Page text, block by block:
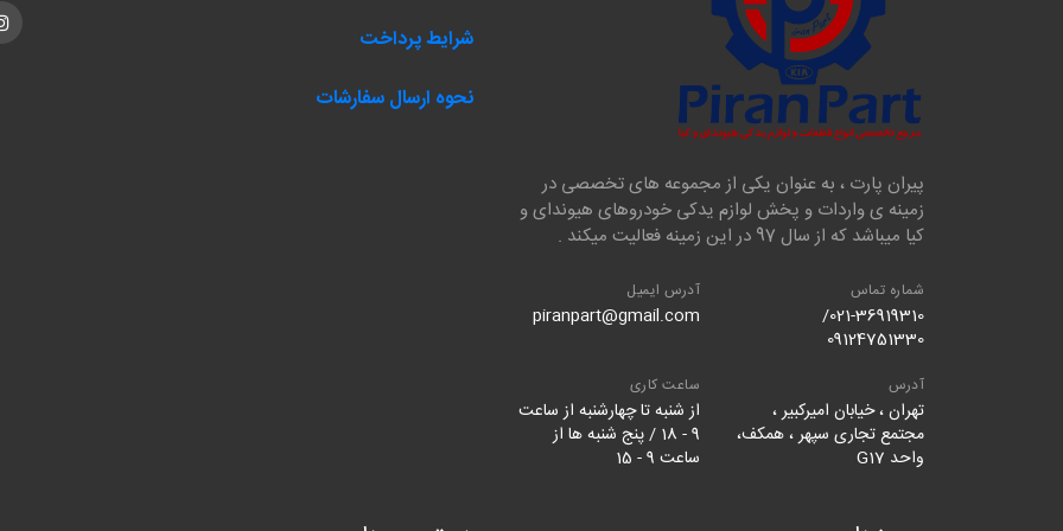
پیران پارت ، به عنوان یکی از مجموعه های تخصصی در
زمینه ی واردات و پخش لوازم یدکی خودروهای هیوندای و
کیا میباشد که از سال 97 در این زمینه فعالیت میکند .
شماره تماس
021-36919310/
09124751330
آدرس ایمیل
piranpart@gmail.com
آدرس
تهران ، خیابان امیرکبیر ،
مجتمع تجاری سپهر ، همکف،
واحد G17
ساعت کاری
از شنبه تا چهارشنبه از ساعت
9 - 18 / پنج شنبه ها از
ساعت 9 - 15
شرایط پرداخت
نحوه ارسال سفارشات